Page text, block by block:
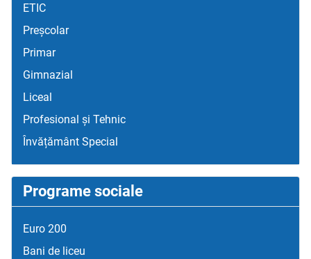
ETIC
Preșcolar
Primar
Gimnazial
Liceal
Profesional și Tehnic
Învățământ Special
Programe sociale
Euro 200
Bani de liceu